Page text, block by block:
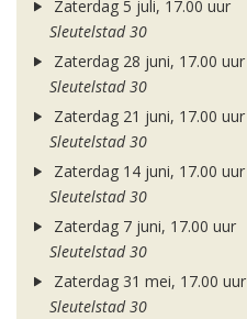
Zaterdag 5 juli, 17.00 uur
Sleutelstad 30
Zaterdag 28 juni, 17.00 uur
Sleutelstad 30
Zaterdag 21 juni, 17.00 uur
Sleutelstad 30
Zaterdag 14 juni, 17.00 uur
Sleutelstad 30
Zaterdag 7 juni, 17.00 uur
Sleutelstad 30
Zaterdag 31 mei, 17.00 uur
Sleutelstad 30